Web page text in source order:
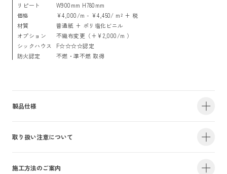
リピート
W900mm H780mm
価格
¥4,000/m - ¥4,450/ m² + 税
材質
普通紙 + ポリ塩化ビニル
オプション
不織布変更（+¥2,000/m ）
シックハウス
F☆☆☆☆認定
防火認定
不燃・準不燃 取得
製品仕様
・サイズ
940mm×47m（有効巾900mm・m切売り）
取り扱い注意について
| 1.防火性能について |
施工方法のご案内